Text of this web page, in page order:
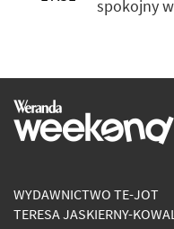
spokojny
WYDAWNICTWO TE-JOT
TERESA JASKIERNY-